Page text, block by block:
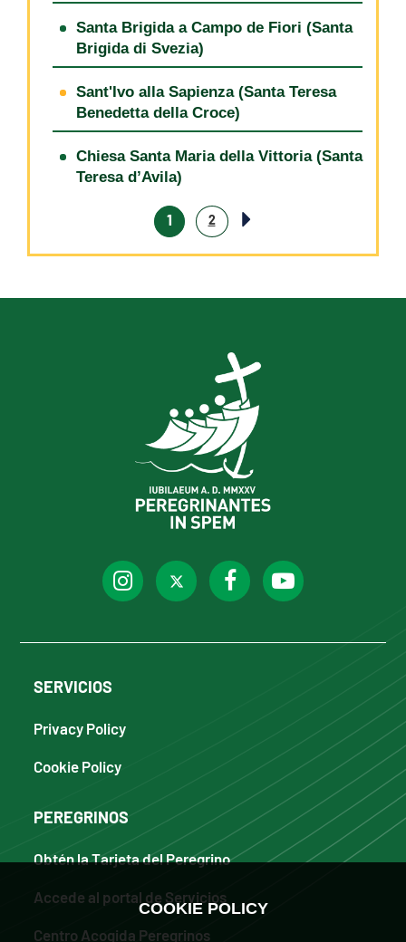
Santa Brigida a Campo de Fiori (Santa
Brigida di Svezia)
Sant'Ivo alla Sapienza (Santa Teresa
Benedetta della Croce)
Chiesa Santa Maria della Vittoria (Santa
Teresa d’Avila)
1 2
SERVICIOS
Privacy Policy
Cookie Policy
PEREGRINOS
Obtén la Tarjeta del Peregrino
Accede al portal de Servicios
Centro Acogida Peregrinos
COOKIE POLICY